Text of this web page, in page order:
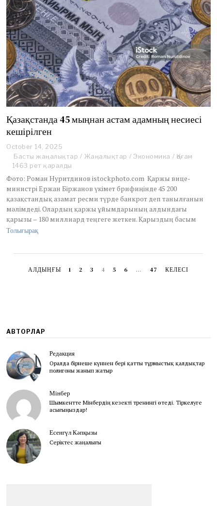
Қазақстанда 45 мыңнан астам адамның несиесі
кешірілген
October 14, 2025
c
t
b
e
r
1
Басты жаңалықтар / Жаңалықтар / Экономика / Қоғам
1463 рет қаралды
Фото: Роман Нуритдинов istockphoto.com Қаржы вице-
министрі Ержан Біржанов үкімет брифиңінде 45 200
қазақстандық азамат ресми түрде банкрот деп танылғанын
мәлімдеді. Олардың қаржы ұйымдарының алдындағы
қарызы – 180 миллиард теңгеге жеткен. Қарыздың басым
Толығырақ
АЛДЫҢҒЫ 1 2 3 4 5 6 … 47 КЕЛЕСІ
АВТОРЛАР
Редакция
Оралда бірнеше күннен бері қатты тұрмыстық қалдықтар
полигоны жанып жатыр
Мінбер
Шымкентте Мінбердің кезекті тренингі өтеді. Тіркелуге
асығыңыздар!
Есенгүл Кәпқызы
Серіктес жаңалығы